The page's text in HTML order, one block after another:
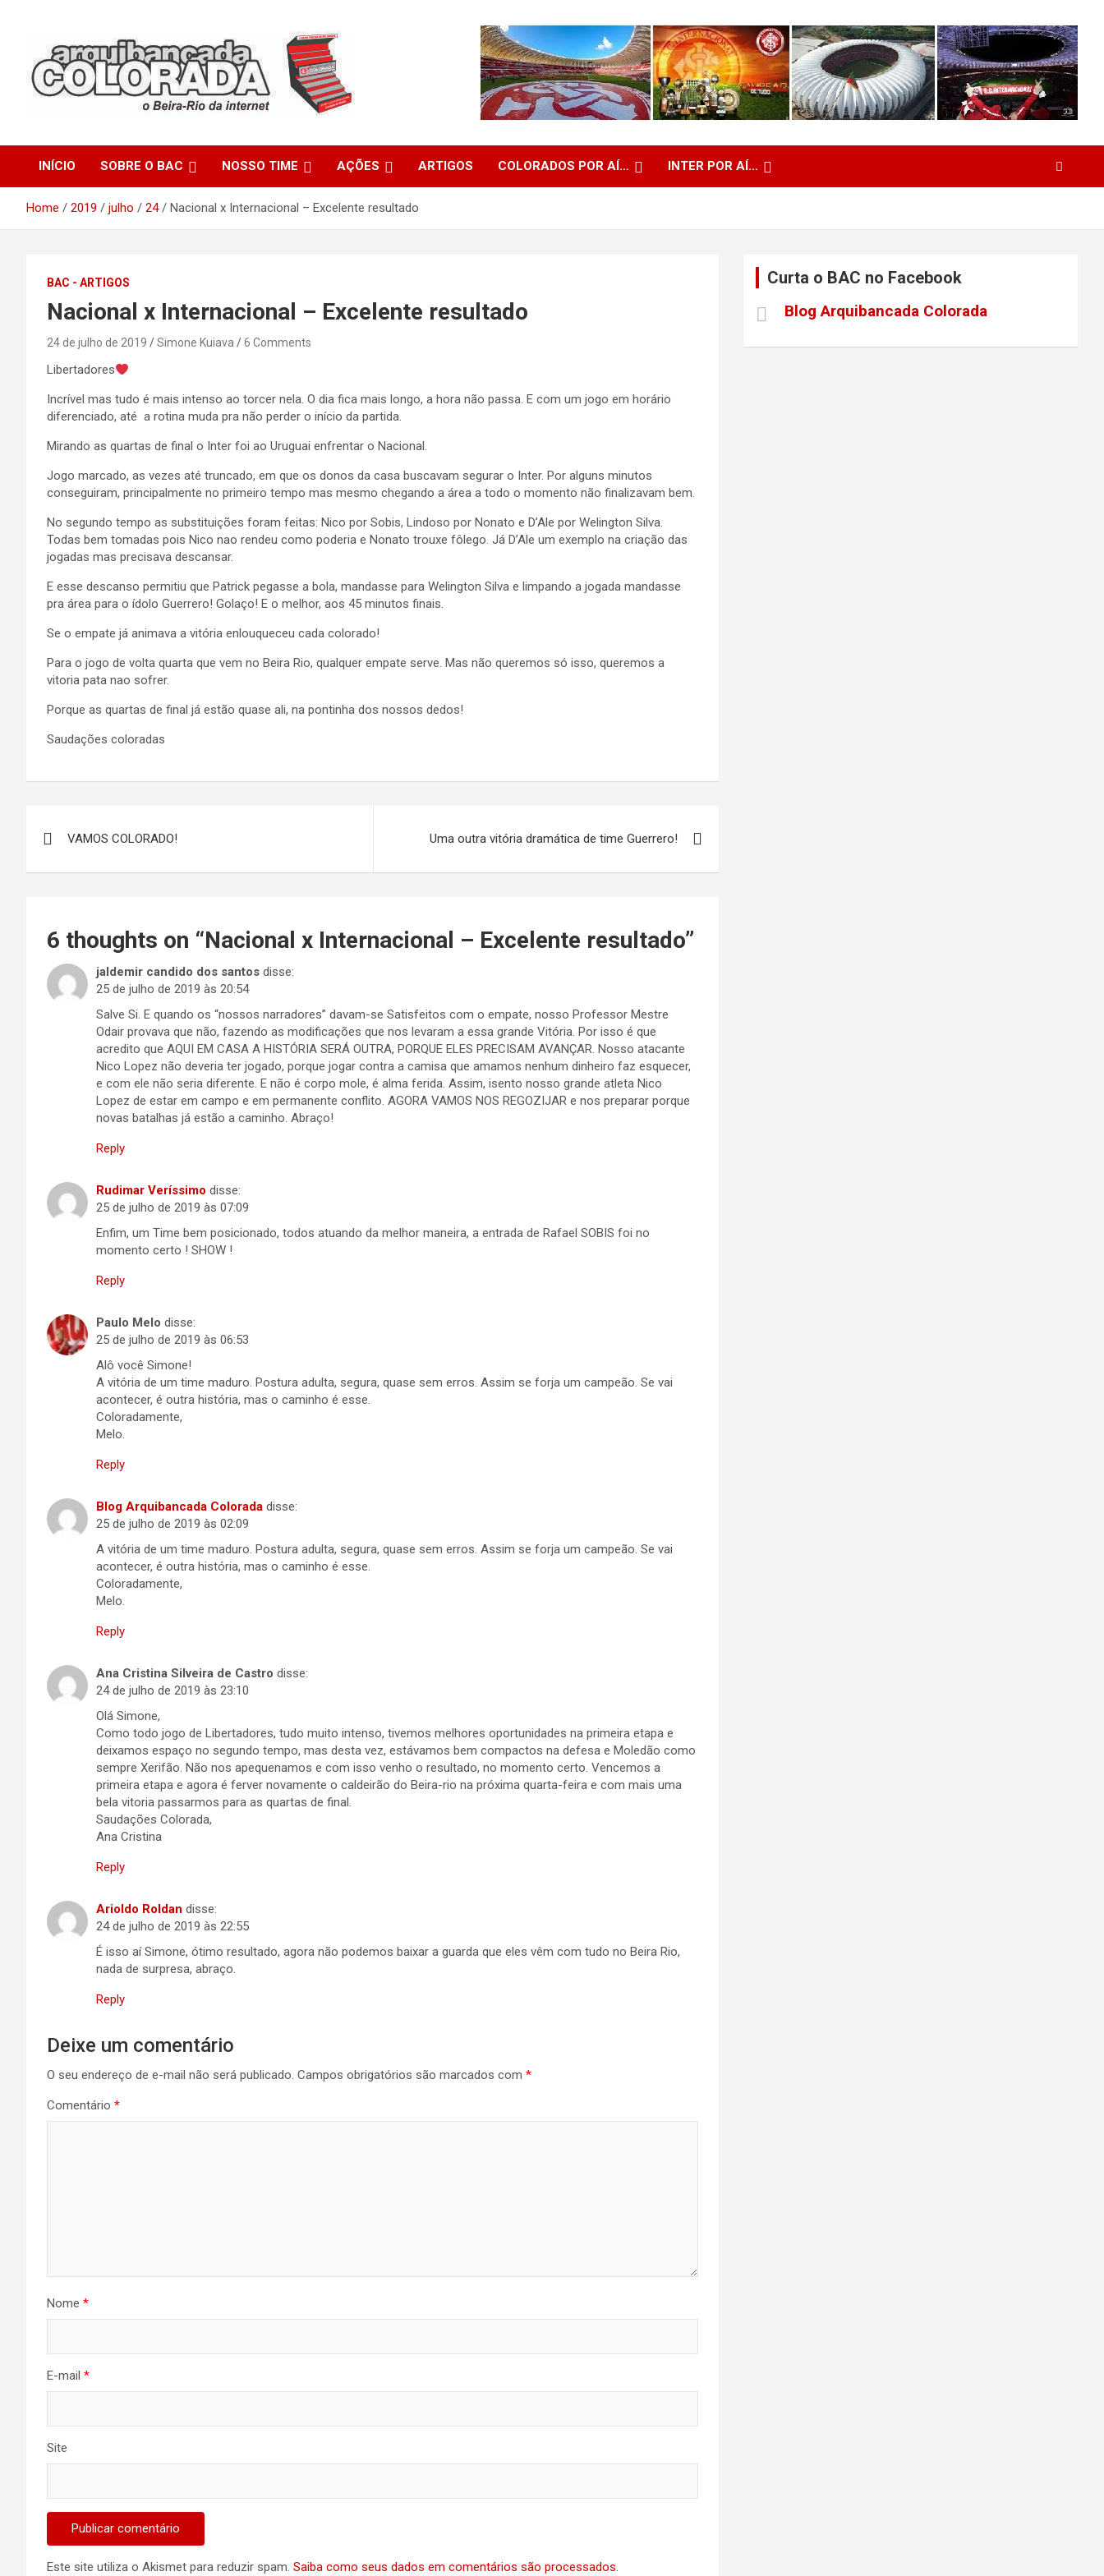
Arquibancada Colorada
INÍCIO SOBRE O BAC NOSSO TIME AÇÕES ARTIGOS COLORADOS POR AÍ… INTER POR AÍ…
Home 2019 julho 24 Nacional x Internacional – Excelente resultado
BAC - ARTIGOS
Nacional x Internacional – Excelente resultado
24 de julho de 2019 Simone Kuiava 6 Comments
Libertadores
Incrível mas tudo é mais intenso ao torcer nela. O dia fica mais longo, a hora não passa. E com um jogo em horário
diferenciado, até a rotina muda pra não perder o início da partida.
Mirando as quartas de final o Inter foi ao Uruguai enfrentar o Nacional.
Jogo marcado, as vezes até truncado, em que os donos da casa buscavam segurar o Inter. Por alguns minutos
conseguiram, principalmente no primeiro tempo mas mesmo chegando a área a todo o momento não finalizavam bem.
No segundo tempo as substituições foram feitas: Nico por Sobis, Lindoso por Nonato e D’Ale por Welington Silva.
Todas bem tomadas pois Nico nao rendeu como poderia e Nonato trouxe fôlego. Já D’Ale um exemplo na criação das
jogadas mas precisava descansar.
E esse descanso permitiu que Patrick pegasse a bola, mandasse para Welington Silva e limpando a jogada mandasse
pra área para o ídolo Guerrero! Golaço! E o melhor, aos 45 minutos finais.
Se o empate já animava a vitória enlouqueceu cada colorado!
Para o jogo de volta quarta que vem no Beira Rio, qualquer empate serve. Mas não queremos só isso, queremos a
vitoria pata nao sofrer.
Porque as quartas de final já estão quase ali, na pontinha dos nossos dedos!
Saudações coloradas
de
VAMOS COLORADO! Uma outra vitória dramática de time Guerrero!
6 thoughts on “Nacional x Internacional – Excelente resultado”
jaldemir candido dos santos disse:
25 de julho de 2019 às 20:54
Salve Si. E quando os “nossos narradores” davam-se Satisfeitos com o empate, nosso Professor Mestre
Odair provava que não, fazendo as modificações que nos levaram a essa grande Vitória. Por isso é que
acredito que AQUI EM CASA A HISTÓRIA SERÁ OUTRA, PORQUE ELES PRECISAM AVANÇAR. Nosso atacante
Nico Lopez não deveria ter jogado, porque jogar contra a camisa que amamos nenhum dinheiro faz esquecer,
e com ele não seria diferente. E não é corpo mole, é alma ferida. Assim, isento nosso grande atleta Nico
Lopez de estar em campo e em permanente conflito. AGORA VAMOS NOS REGOZIJAR e nos preparar porque
novas batalhas já estão a caminho. Abraço!
Reply
Rudimar Veríssimo disse:
25 de julho de 2019 às 07:09
Enfim, um Time bem posicionado, todos atuando da melhor maneira, a entrada de Rafael SOBIS foi no
momento certo ! SHOW !
Reply
Paulo Melo disse:
25 de julho de 2019 às 06:53
Alô você Simone!
A vitória de um time maduro. Postura adulta, segura, quase sem erros. Assim se forja um campeão. Se vai
acontecer, é outra história, mas o caminho é esse.
Coloradamente,
Melo.
Reply
Blog Arquibancada Colorada disse:
25 de julho de 2019 às 02:09
A vitória de um time maduro. Postura adulta, segura, quase sem erros. Assim se forja um campeão. Se vai
acontecer, é outra história, mas o caminho é esse.
Coloradamente,
Melo.
Reply
Ana Cristina Silveira de Castro disse:
24 de julho de 2019 às 23:10
Olá Simone,
Como todo jogo de Libertadores, tudo muito intenso, tivemos melhores oportunidades na primeira etapa e
deixamos espaço no segundo tempo, mas desta vez, estávamos bem compactos na defesa e Moledão como
sempre Xerifão. Não nos apequenamos e com isso venho o resultado, no momento certo. Vencemos a
primeira etapa e agora é ferver novamente o caldeirão do Beira-rio na próxima quarta-feira e com mais uma
bela vitoria passarmos para as quartas de final.
Saudações Colorada,
Ana Cristina
Reply
Arioldo Roldan disse:
24 de julho de 2019 às 22:55
É isso aí Simone, ótimo resultado, agora não podemos baixar a guarda que eles vêm com tudo no Beira Rio,
nada de surpresa, abraço.
Reply
Deixe um comentário
O seu endereço de e-mail não será publicado. Campos obrigatórios são marcados com *
Comentário *
Nome *
E-mail *
Site
Este site utiliza o Akismet para reduzir spam. Saiba como seus dados em comentários são processados.
Curta o BAC no Facebook
Blog Arquibancada Colorada